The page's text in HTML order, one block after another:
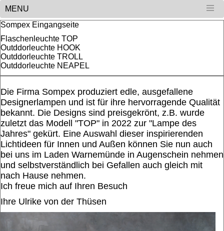
MENU
Sompex Eingangseite
Flaschenleuchte TOP
Outddorleuchte HOOK
Outddorleuchte TROLL
Outddorleuchte NEAPEL
Die Firma Sompex produziert edle, ausgefallene
Designerlampen und ist für ihre hervorragende Qualität
bekannt. Die Designs sind preisgekrönt, z.B. wurde
zuletzt das Modell "TOP" in 2022 zur "Lampe des
Jahres" gekürt. Eine Auswahl dieser inspirierenden
Lichtideen für Innen und Außen können Sie nun auch
bei uns im Laden Warnemünde in Augenschein nehmen
und selbstverständlich bei Gefallen auch gleich mit
nach Hause nehmen.
Ich freue mich auf Ihren Besuch
Ihre Ulrike von der Thüsen